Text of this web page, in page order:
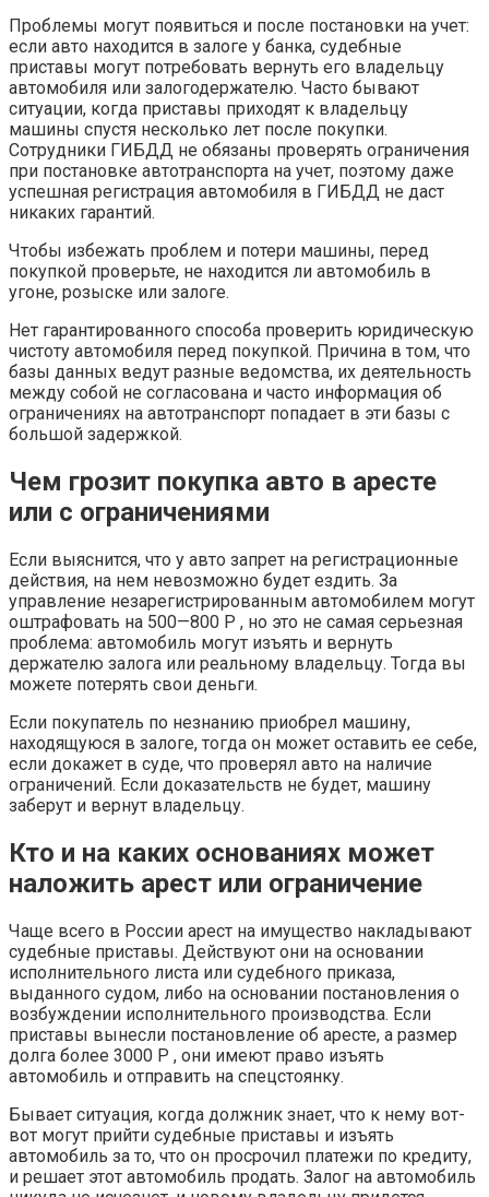
Проблемы могут появиться и после постановки на учет:
если авто находится в залоге у банка, судебные
приставы могут потребовать вернуть его владельцу
автомобиля или залогодержателю. Часто бывают
ситуации, когда приставы приходят к владельцу
машины спустя несколько лет после покупки.
Сотрудники ГИБДД не обязаны проверять ограничения
при постановке автотранспорта на учет, поэтому даже
успешная регистрация автомобиля в ГИБДД не даст
никаких гарантий.
Чтобы избежать проблем и потери машины, перед
покупкой проверьте, не находится ли автомобиль в
угоне, розыске или залоге.
Нет гарантированного способа проверить юридическую
чистоту автомобиля перед покупкой. Причина в том, что
базы данных ведут разные ведомства, их деятельность
между собой не согласована и часто информация об
ограничениях на автотранспорт попадает в эти базы с
большой задержкой.
Чем грозит покупка авто в аресте
или с ограничениями
Если выяснится, что у авто запрет на регистрационные
действия, на нем невозможно будет ездить. За
управление незарегистрированным автомобилем могут
оштрафовать на 500—800 Р , но это не самая серьезная
проблема: автомобиль могут изъять и вернуть
держателю залога или реальному владельцу. Тогда вы
можете потерять свои деньги.
Если покупатель по незнанию приобрел машину,
находящуюся в залоге, тогда он может оставить ее себе,
если докажет в суде, что проверял авто на наличие
ограничений. Если доказательств не будет, машину
заберут и вернут владельцу.
Кто и на каких основаниях может
наложить арест или ограничение
Чаще всего в России арест на имущество накладывают
судебные приставы. Действуют они на основании
исполнительного листа или судебного приказа,
выданного судом, либо на основании постановления о
возбуждении исполнительного производства. Если
приставы вынесли постановление об аресте, а размер
долга более 3000 Р , они имеют право изъять
автомобиль и отправить на спецстоянку.
Бывает ситуация, когда должник знает, что к нему вот-
вот могут прийти судебные приставы и изъять
автомобиль за то, что он просрочил платежи по кредиту,
и решает этот автомобиль продать. Залог на автомобиль